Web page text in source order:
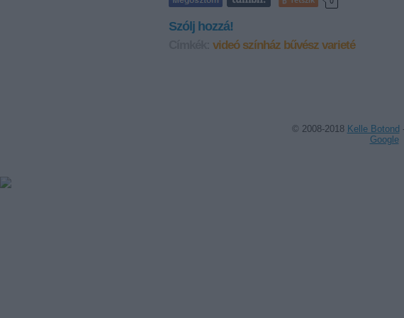
Szólj hozzá!
videó színház bűvész varieté
© 2008-2018 Kelle Botond
Google